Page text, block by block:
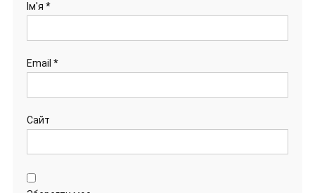
Ім'я *
Email *
Сайт